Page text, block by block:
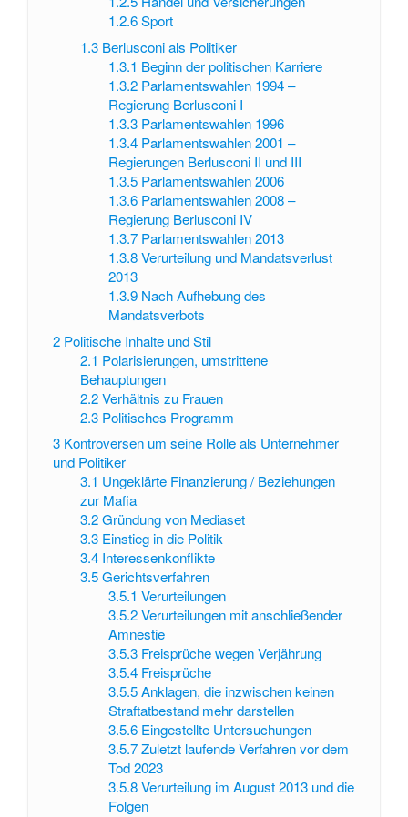
1.2.6 Sport
1.3 Berlusconi als Politiker
1.3.1 Beginn der politischen Karriere
1.3.2 Parlamentswahlen 1994 –
Regierung Berlusconi I
1.3.3 Parlamentswahlen 1996
1.3.4 Parlamentswahlen 2001 –
Regierungen Berlusconi II und III
1.3.5 Parlamentswahlen 2006
1.3.6 Parlamentswahlen 2008 –
Regierung Berlusconi IV
1.3.7 Parlamentswahlen 2013
1.3.8 Verurteilung und Mandatsverlust
2013
1.3.9 Nach Aufhebung des
Mandatsverbots
2 Politische Inhalte und Stil
2.1 Polarisierungen, umstrittene
Behauptungen
2.2 Verhältnis zu Frauen
2.3 Politisches Programm
3 Kontroversen um seine Rolle als Unternehmer
und Politiker
3.1 Ungeklärte Finanzierung / Beziehungen
zur Mafia
3.2 Gründung von Mediaset
3.3 Einstieg in die Politik
3.4 Interessenkonflikte
3.5 Gerichtsverfahren
3.5.1 Verurteilungen
3.5.2 Verurteilungen mit anschließender
Amnestie
3.5.3 Freisprüche wegen Verjährung
3.5.4 Freisprüche
3.5.5 Anklagen, die inzwischen keinen
Straftatbestand mehr darstellen
3.5.6 Eingestellte Untersuchungen
3.5.7 Zuletzt laufende Verfahren vor dem
Tod 2023
3.5.8 Verurteilung im August 2013 und die
Folgen